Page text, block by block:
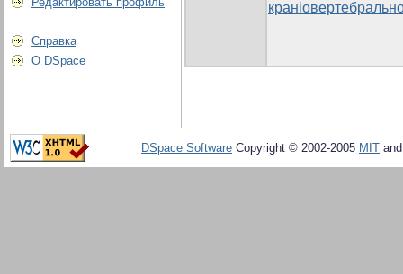
Справка
О DSpace
DSpace Software Copyright © 2002-2005 MIT